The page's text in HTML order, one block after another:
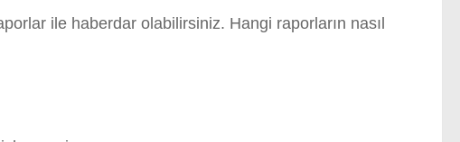
ile haberdar olabilirsiniz. Hangi raporların nasıl